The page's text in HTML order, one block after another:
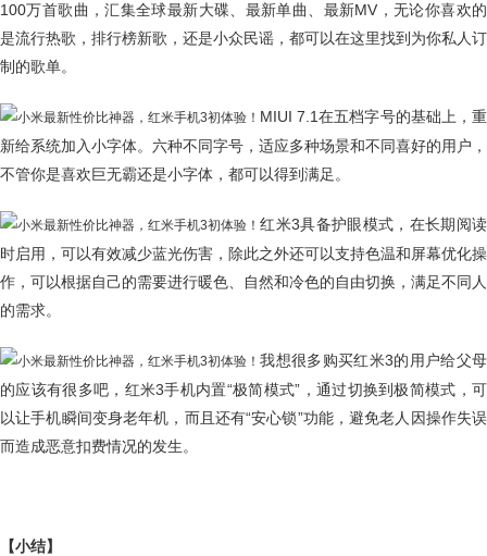
100万首歌曲，汇集全球最新大碟、最新单曲、最新MV，无论你喜欢的
是流行热歌，排行榜新歌，还是小众民谣，都可以在这里找到为你私人订
制的歌单。
MIUI 7.1在五档字号的基础上，重
新给系统加入小字体。六种不同字号，适应多种场景和不同喜好的用户，
不管你是喜欢巨无霸还是小字体，都可以得到满足。
红米3具备护眼模式，在长期阅读
时启用，可以有效减少蓝光伤害，除此之外还可以支持色温和屏幕优化操
作，可以根据自己的需要进行暖色、自然和冷色的自由切换，满足不同人
的需求。
我想很多购买红米3的用户给父母
的应该有很多吧，红米3手机内置“极简模式”，通过切换到极简模式，可
以让手机瞬间变身老年机，而且还有“安心锁”功能，避免老人因操作失误
而造成恶意扣费情况的发生。
【小结】